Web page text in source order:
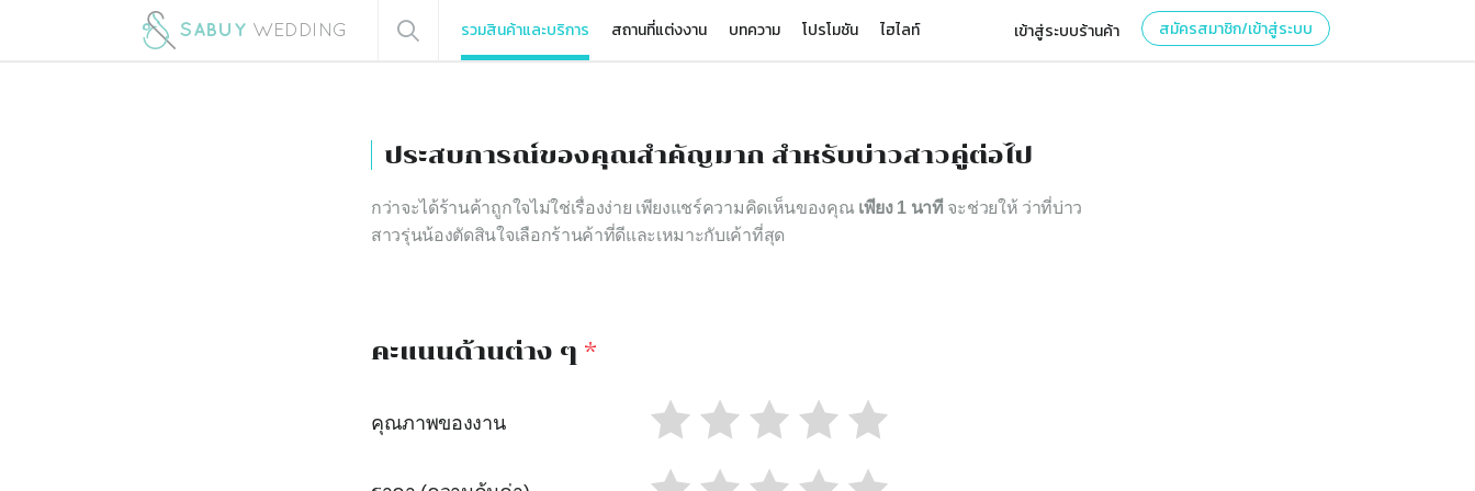
รวมสินค้าและบริการ สถานที่แต่งงาน บทความ โปรโมชัน ไฮไลท์ เข้าสู่ระบบร้านค้า สมัครสมาชิก/เข้าสู่ระบบ
ประสบการณ์ของคุณสำคัญมาก สำหรับบ่าวสาวคู่ต่อไป
กว่าจะได้ร้านค้าถูกใจไม่ใช่เรื่องง่าย เพียงแชร์ความคิดเห็นของคุณ เพียง 1 นาที จะช่วยให้ ว่าที่บ่าว
สาวรุ่นน้องตัดสินใจเลือกร้านค้าที่ดีและเหมาะกับเค้าที่สุด
คะแนนด้านต่าง ๆ *
คุณภาพของงาน